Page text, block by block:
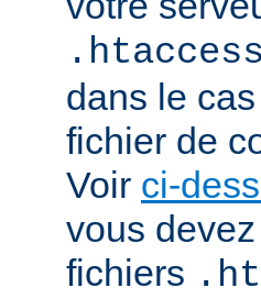
.htaccess
dans le
fichier de
Voir ci-
vous
fichiers